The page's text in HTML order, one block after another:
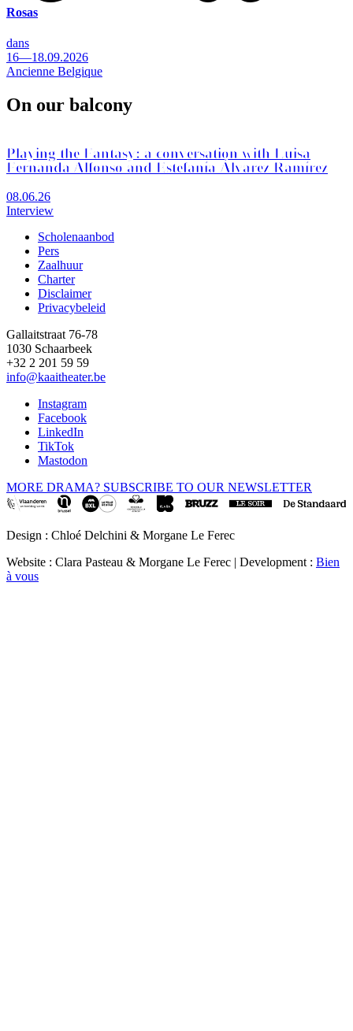
Rosas
dans
16—18.09.2026
Ancienne Belgique
On our balcony
Playing the Fantasy: a conversation with Luisa
Fernanda Alfonso and Estefanía Álvarez Ramírez
08.06.26
Interview
Footer
Scholenaanbod
Pers
Zaalhuur
Charter
Disclaimer
Privacybeleid
Gallaitstraat 76-78
1030 Schaarbeek
+32 2 201 59 59
info@kaaitheater.be
Instagram
Facebook
LinkedIn
TikTok
Mastodon
MORE DRAMA? SUBSCRIBE TO OUR NEWSLETTER
Design : Chloé Delchini & Morgane Le Ferec
Website : Clara Pasteau & Morgane Le Ferec | Development : Bien
à vous